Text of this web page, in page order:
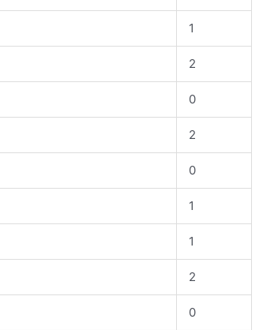
1
2
0
2
0
1
1
2
0